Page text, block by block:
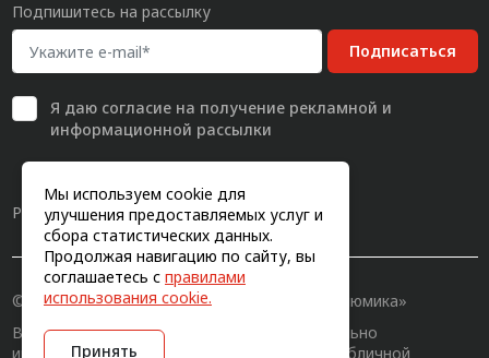
Мы используем cookie для
улучшения предоставляемых услуг и
сбора статистических данных.
Продолжая навигацию по сайту, вы
соглашаетесь с правилами
использования cookie.
Принять
Подпишитесь на рассылку
Подписаться
Я даю согласиена получение рекламной и
информационной рассылки
Разработка сайта
© 2011-2026, Конструкционный профиль «Алюмика»
Вся информация на сайте имеет исключительно
информационный характер и не является публичной